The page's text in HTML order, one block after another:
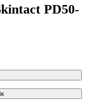
PD50-